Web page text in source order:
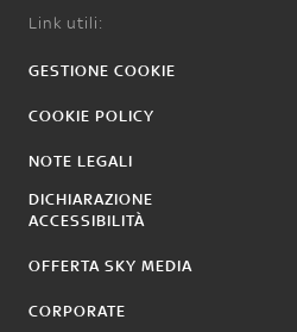
Link utili:
GESTIONE COOKIE
COOKIE POLICY
NOTE LEGALI
DICHIARAZIONE
ACCESSIBILITÀ
OFFERTA SKY MEDIA
CORPORATE